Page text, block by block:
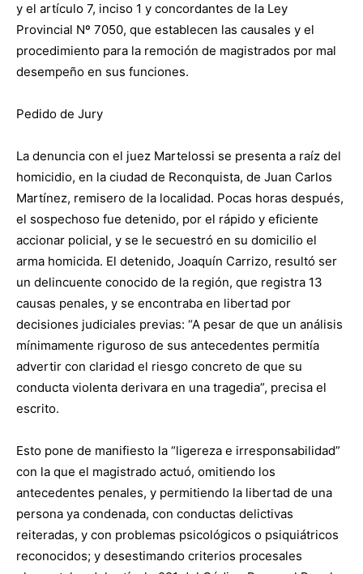
y el artículo 7, inciso 1 y concordantes de la Ley
Provincial Nº 7050, que establecen las causales y el
procedimiento para la remoción de magistrados por mal
desempeño en sus funciones.
Pedido de Jury
La denuncia con el juez Martelossi se presenta a raíz del
homicidio, en la ciudad de Reconquista, de Juan Carlos
Martínez, remisero de la localidad. Pocas horas después,
el sospechoso fue detenido, por el rápido y eficiente
accionar policial, y se le secuestró en su domicilio el
arma homicida. El detenido, Joaquín Carrizo, resultó ser
un delincuente conocido de la región, que registra 13
causas penales, y se encontraba en libertad por
decisiones judiciales previas: “A pesar de que un análisis
mínimamente riguroso de sus antecedentes permitía
advertir con claridad el riesgo concreto de que su
conducta violenta derivara en una tragedia”, precisa el
escrito.
Esto pone de manifiesto la “ligereza e irresponsabilidad”
con la que el magistrado actuó, omitiendo los
antecedentes penales, y permitiendo la libertad de una
persona ya condenada, con conductas delictivas
reiteradas, y con problemas psicológicos o psiquiátricos
reconocidos; y desestimando criterios procesales